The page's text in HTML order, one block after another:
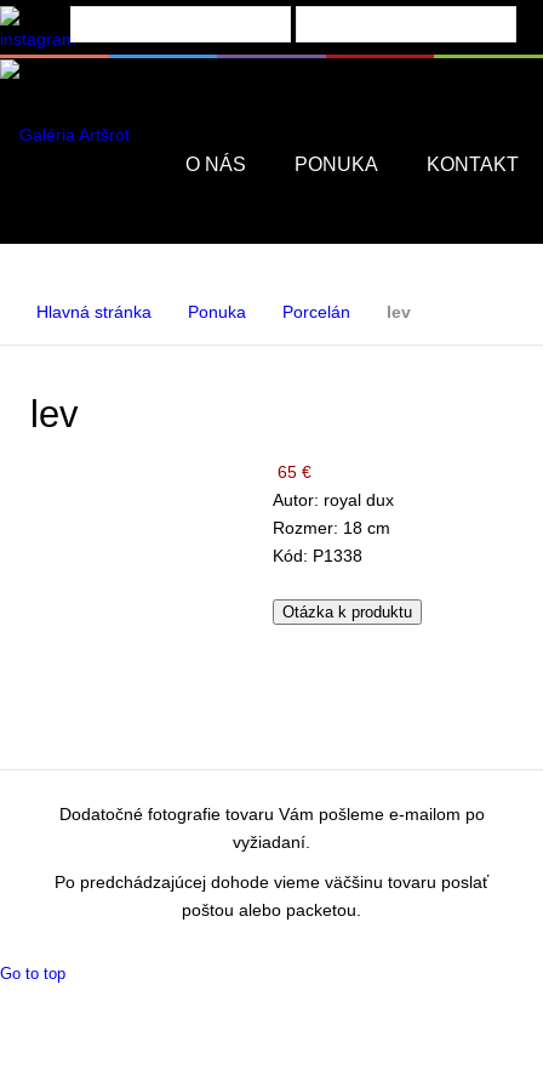
O NÁS PONUKA KONTAKT
Hlavná stránka Ponuka Porcelán lev
lev
65 €
Autor: royal dux
Rozmer: 18 cm
Kód: P1338
Otázka k produktu
Dodatočné fotografie tovaru Vám pošleme e-mailom po
vyžiadaní.
Po predchádzajúcej dohode vieme väčšinu tovaru poslať
poštou alebo packetou.
Go to top